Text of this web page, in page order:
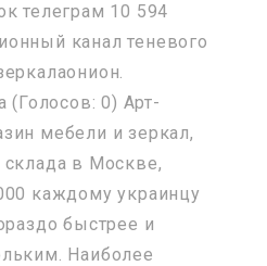
телеграм 10 594
канал теневого
(Голосов: 0) Арт-
мебели и зеркал,
склада в Москве,
каждому украинцу
быстрее и
Наиболее